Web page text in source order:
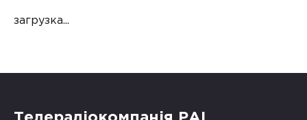
загрузка...